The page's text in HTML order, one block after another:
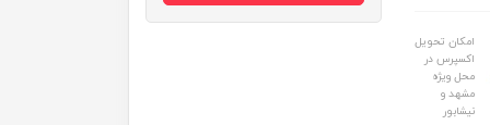
امکان تحویل
اکسپرس در
محل ویژه
مشهد و
نیشابور